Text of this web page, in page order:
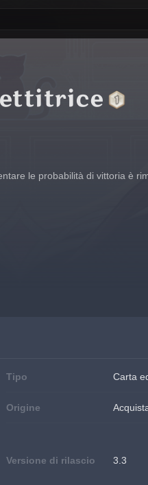
le probabilità di vittoria è
Tipo Carta
Origine
Versione di rilascio 3.3